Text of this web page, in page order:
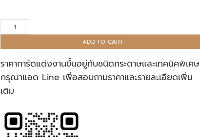
การ์ดแต่งงาน R18-134 quantity
ADD TO CART
ราคาการ์ดแต่งงานขึ้นอยู่กับชนิดกระดาษและเทคนิคพิเศษ
กรุณาแอด Line เพื่อสอบถามราคาและรายละเอียดเพิ่ม
เติม